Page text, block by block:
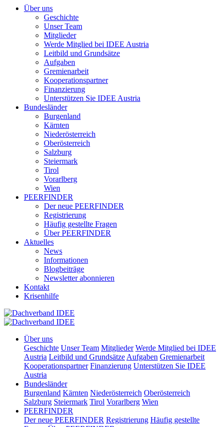
Über uns
Geschichte
Unser Team
Mitglieder
Werde Mitglied bei IDEE Austria
Leitbild und Grundsätze
Aufgaben
Gremienarbeit
Kooperationspartner
Finanzierung
Unterstützen Sie IDEE Austria
Bundesländer
Burgenland
Kärnten
Niederösterreich
Oberösterreich
Salzburg
Steiermark
Tirol
Vorarlberg
Wien
PEERFINDER
Der neue PEERFINDER
Registrierung
Häufig gestellte Fragen
Über PEERFINDER
Aktuelles
News
Informationen
Blogbeiträge
Newsletter abonnieren
Kontakt
Krisenhilfe
Über uns
Geschichte Unser Team Mitglieder Werde Mitglied bei IDEE
Austria Leitbild und Grundsätze Aufgaben Gremienarbeit
Kooperationspartner Finanzierung Unterstützen Sie IDEE
Austria
Bundesländer
Burgenland Kärnten Niederösterreich Oberösterreich
Salzburg Steiermark Tirol Vorarlberg Wien
PEERFINDER
Der neue PEERFINDER Registrierung Häufig gestellte